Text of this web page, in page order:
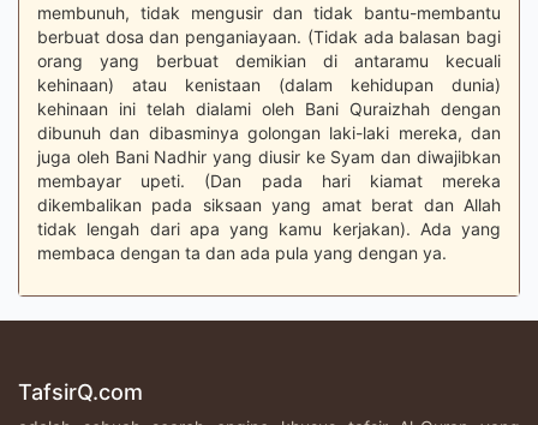
membunuh, tidak mengusir dan tidak bantu-membantu
berbuat dosa dan penganiayaan. (Tidak ada balasan bagi
orang yang berbuat demikian di antaramu kecuali
kehinaan) atau kenistaan (dalam kehidupan dunia)
kehinaan ini telah dialami oleh Bani Quraizhah dengan
dibunuh dan dibasminya golongan laki-laki mereka, dan
juga oleh Bani Nadhir yang diusir ke Syam dan diwajibkan
membayar upeti. (Dan pada hari kiamat mereka
dikembalikan pada siksaan yang amat berat dan Allah
tidak lengah dari apa yang kamu kerjakan). Ada yang
membaca dengan ta dan ada pula yang dengan ya.
TafsirQ.com